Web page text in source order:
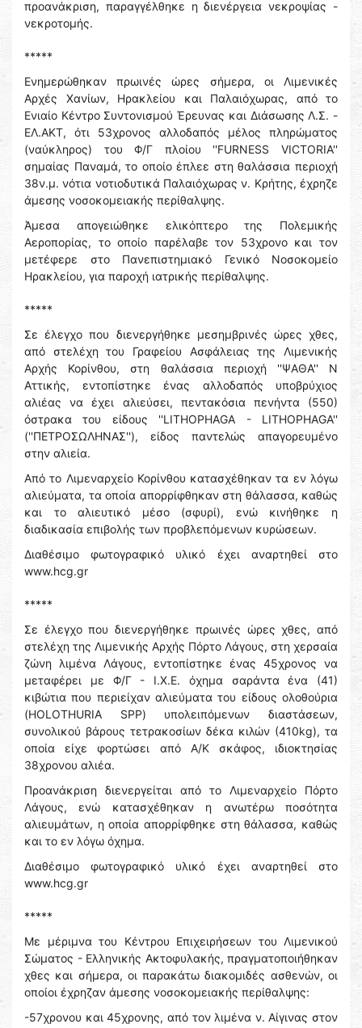
προανάκριση, παραγγέλθηκε η διενέργεια νεκροψίας -
νεκροτομής.
*****
Ενημερώθηκαν πρωινές ώρες σήμερα, οι Λιμενικές
Αρχές Χανίων, Ηρακλείου και Παλαιόχωρας, από το
Ενιαίο Κέντρο Συντονισμού Έρευνας και Διάσωσης Λ.Σ. -
ΕΛ.ΑΚΤ, ότι 53χρονος αλλοδαπός μέλος πληρώματος
(ναύκληρος) του Φ/Γ πλοίου ''FURNESS VICTORIA''
σημαίας Παναμά, το οποίο έπλεε στη θαλάσσια περιοχή
38ν.μ. νότια νοτιοδυτικά Παλαιόχωρας ν. Κρήτης, έχρηζε
άμεσης νοσοκομειακής περίθαλψης.
Άμεσα απογειώθηκε ελικόπτερο της Πολεμικής
Αεροπορίας, το οποίο παρέλαβε τον 53χρονο και τον
μετέφερε στο Πανεπιστημιακό Γενικό Νοσοκομείο
Ηρακλείου, για παροχή ιατρικής περίθαλψης.
*****
Σε έλεγχο που διενεργήθηκε μεσημβρινές ώρες χθες,
από στελέχη του Γραφείου Ασφάλειας της Λιμενικής
Αρχής Κορίνθου, στη θαλάσσια περιοχή ''ΨΑΘΑ'' Ν
Αττικής, εντοπίστηκε ένας αλλοδαπός υποβρύχιος
αλιέας να έχει αλιεύσει, πεντακόσια πενήντα (550)
όστρακα του είδους ''LITHOPHAGA - LITHOPHAGA''
(''ΠΕΤΡΟΣΩΛΗΝΑΣ''), είδος παντελώς απαγορευμένο
στην αλιεία.
Από το Λιμεναρχείο Κορίνθου κατασχέθηκαν τα εν λόγω
αλιεύματα, τα οποία απορρίφθηκαν στη θάλασσα, καθώς
και το αλιευτικό μέσο (σφυρί), ενώ κινήθηκε η
διαδικασία επιβολής των προβλεπόμενων κυρώσεων.
Διαθέσιμο φωτογραφικό υλικό έχει αναρτηθεί στο
www.hcg.gr
*****
Σε έλεγχο που διενεργήθηκε πρωινές ώρες χθες, από
στελέχη της Λιμενικής Αρχής Πόρτο Λάγους, στη χερσαία
ζώνη λιμένα Λάγους, εντοπίστηκε ένας 45χρονος να
μεταφέρει με Φ/Γ - Ι.Χ.Ε. όχημα σαράντα ένα (41)
κιβώτια που περιείχαν αλιεύματα του είδους ολοθούρια
(HOLOTHURIA SPP) υπολειπόμενων διαστάσεων,
συνολικού βάρους τετρακοσίων δέκα κιλών (410kg), τα
οποία είχε φορτώσει από Α/Κ σκάφος, ιδιοκτησίας
38χρονου αλιέα.
Προανάκριση διενεργείται από το Λιμεναρχείο Πόρτο
Λάγους, ενώ κατασχέθηκαν η ανωτέρω ποσότητα
αλιευμάτων, η οποία απορρίφθηκε στη θάλασσα, καθώς
και το εν λόγω όχημα.
Διαθέσιμο φωτογραφικό υλικό έχει αναρτηθεί στο
www.hcg.gr
*****
Με μέριμνα του Κέντρου Επιχειρήσεων του Λιμενικού
Σώματος - Ελληνικής Ακτοφυλακής, πραγματοποιήθηκαν
χθες και σήμερα, οι παρακάτω διακομιδές ασθενών, οι
οποίοι έχρηζαν άμεσης νοσοκομειακής περίθαλψης:
-57χρονου και 45χρονης, από τον λιμένα ν. Αίγινας στον